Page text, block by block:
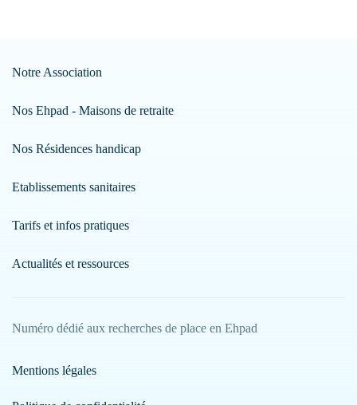
Notre Association
Nos Ehpad - Maisons de retraite
Nos Résidences handicap
Etablissements sanitaires
Tarifs et infos pratiques
Actualités et ressources
Numéro dédié aux recherches de place en Ehpad
Mentions légales